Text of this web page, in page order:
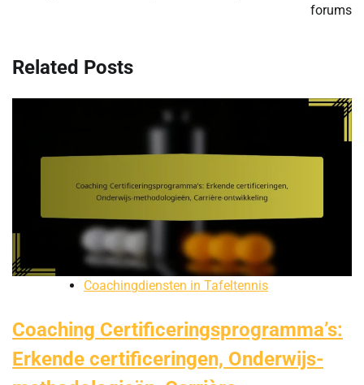
forums
Related Posts
Coachingdiensten in Tafeltennis
Coaching Certificeringsprogramma’s:
Erkende certificeringen, Onderwijs-